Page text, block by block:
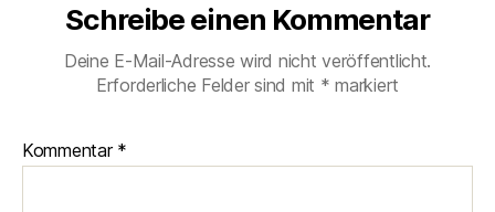
Schreibe einen Kommentar
Deine E-Mail-Adresse wird nicht veröffentlicht.
Erforderliche Felder sind mit * markiert
Kommentar *